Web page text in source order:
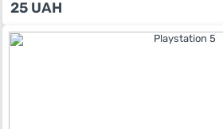
25 UAH